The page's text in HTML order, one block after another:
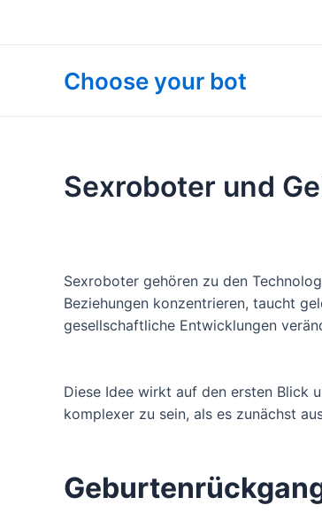
Choose your bot
Sexroboter und
Sexroboter gehören zu den
Beziehungen konzentrieren, taucht
gesellschaftliche Entwicklungen
Diese Idee wirkt auf den ersten Blick
komplexer zu sein, als es zunächst